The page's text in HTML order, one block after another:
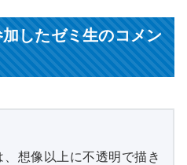
したゼミ生のコメン
想像以上に不透明で描き